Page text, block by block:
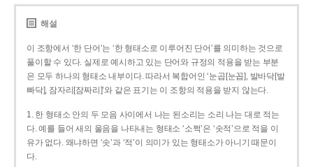
해설
이 조항에서 ‘한 단어’는 ‘한 형태소로 이루어진 단어’를 의미하는 것으로
풀이할 수 있다. 실제로 예시하고 있는 단어와 규정의 적용을 받는 부분
은 모두 하나의 형태소 내부이다. 따라서 복합어인 ‘눈곱[눈꼽], 발바닥[발
빠닥], 잠자리[잠짜리]’와 같은 표기는 이 조항의 적용을 받지 않는다.
1. 한 형태소 안의 두 모음 사이에서 나는 된소리는 소리 나는 대로 적는
다. 예를 들어 새의 울음을 나타내는 형태소 ‘소쩍’은 ‘솟적’으로 적을 이
유가 없다. 왜냐하면 ‘솟’과 ‘적’이 의미가 있는 형태소가 아니기 때문이
다.